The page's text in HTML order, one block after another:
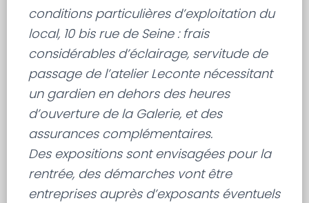
conditions particulières d’exploitation du
local, 10 bis rue de Seine : frais
considérables d’éclairage, servitude de
passage de l’atelier Leconte nécessitant
un gardien en dehors des heures
d’ouverture de la Galerie, et des
assurances complémentaires.
Des expositions sont envisagées pour la
rentrée, des démarches vont être
entreprises auprès d’exposants éventuels